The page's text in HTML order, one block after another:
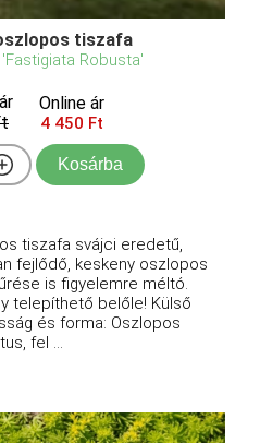
tiszafa
Robusta'
Online ár
4 450 Ft
Kosárba
tiszafa svájci eredetű,
fejlődő, keskeny oszlopos
is figyelemre méltó.
telepíthető belőle! Külső
és forma: Oszlopos
fel ...